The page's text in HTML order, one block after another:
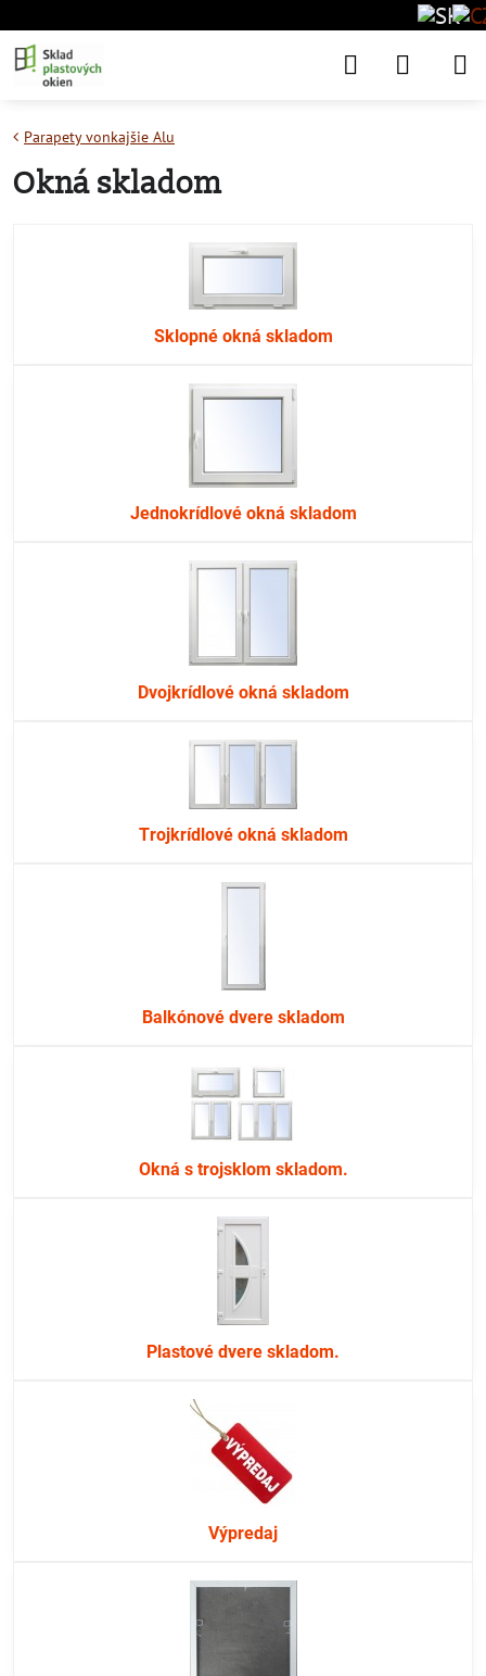
Parapety vonkajšie Alu
Okná skladom
Sklopné okná skladom
Jednokrídlové okná skladom
Dvojkrídlové okná skladom
Trojkrídlové okná skladom
Balkónové dvere skladom
Okná s trojsklom skladom.
Plastové dvere skladom.
Výpredaj